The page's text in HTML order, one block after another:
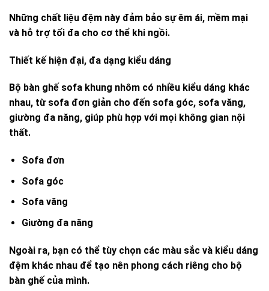
Những chất liệu đệm này đảm bảo sự êm ái, mềm mại
và hỗ trợ tối đa cho cơ thể khi ngồi.
Thiết kế hiện đại, đa dạng kiểu dáng
Bộ bàn ghế sofa khung nhôm có nhiều kiểu dáng khác
nhau, từ sofa đơn giản cho đến sofa góc, sofa văng,
giường đa năng, giúp phù hợp với mọi không gian nội
thất.
Sofa đơn
Sofa góc
Sofa văng
Giường đa năng
Ngoài ra, bạn có thể tùy chọn các màu sắc và kiểu dáng
đệm khác nhau để tạo nên phong cách riêng cho bộ
bàn ghế của mình.